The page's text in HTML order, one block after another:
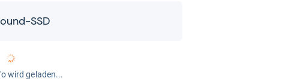
​​SSD
wird geladen...